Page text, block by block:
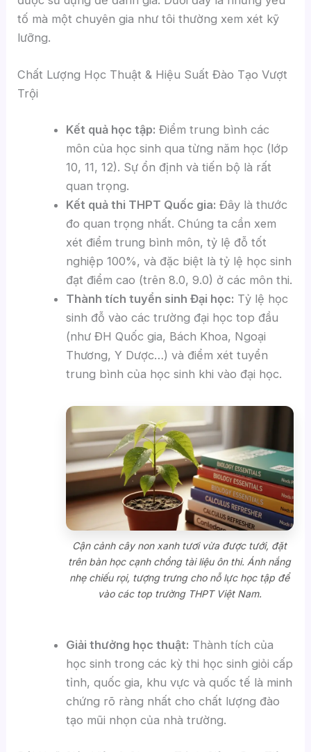
tố mà một chuyên gia như tôi thường xem xét kỹ
lưỡng.
Chất Lượng Học Thuật & Hiệu Suất Đào Tạo Vượt
Trội
Kết quả học tập: Điểm trung bình các
môn của học sinh qua từng năm học (lớp
10, 11, 12). Sự ổn định và tiến bộ là rất
quan trọng.
Kết quả thi THPT Quốc gia: Đây là thước
đo quan trọng nhất. Chúng ta cần xem
xét điểm trung bình môn, tỷ lệ đỗ tốt
nghiệp 100%, và đặc biệt là tỷ lệ học sinh
đạt điểm cao (trên 8.0, 9.0) ở các môn thi.
Thành tích tuyển sinh Đại học: Tỷ lệ học
sinh đỗ vào các trường đại học top đầu
(như ĐH Quốc gia, Bách Khoa, Ngoại
Thương, Y Dược…) và điểm xét tuyển
trung bình của học sinh khi vào đại học.
Cận cảnh cây non xanh tươi vừa được tưới, đặt
trên bàn học cạnh chồng tài liệu ôn thi. Ánh nắng
nhẹ chiếu rọi, tượng trưng cho nỗ lực học tập để
vào các top trường THPT Việt Nam.
Giải thưởng học thuật: Thành tích của
học sinh trong các kỳ thi học sinh giỏi cấp
tỉnh, quốc gia, khu vực và quốc tế là minh
chứng rõ ràng nhất cho chất lượng đào
tạo mũi nhọn của nhà trường.